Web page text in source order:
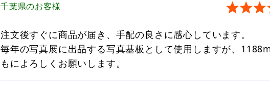
千葉県のお客様
注文後すぐに商品が届き、手配の良さに感心しています。
毎年の写真展に出品する写真基板として使用しますが、
もによろしくお願いします。